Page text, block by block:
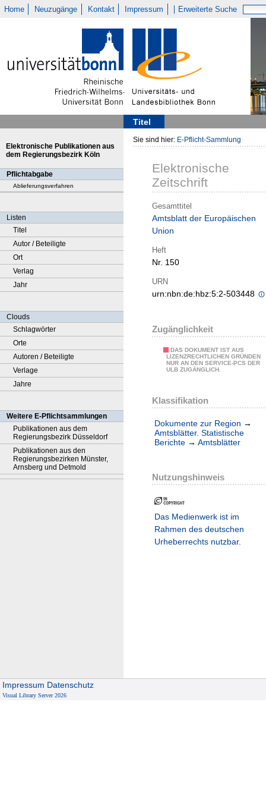
Home Neuzugänge Kontakt Impressum Erweiterte Suche
Titel
Elektronische Publikationen aus
dem Regierungsbezirk Köln
Pflichtabgabe
Ablieferungsverfahren
Listen
Titel
Autor / Beteiligte
Ort
Verlag
Jahr
Clouds
Schlagwörter
Orte
Autoren / Beteiligte
Verlage
Jahre
Weitere E-Pflichtsammlungen
Publikationen aus dem
Regierungsbezirk Düsseldorf
Publikationen aus den
Regierungsbezirken Münster,
Arnsberg und Detmold
Sie sind hier: E-Pflicht-Sammlung
Elektronische
Zeitschrift
Gesamttitel
Amtsblatt der Europäischen
Union
Heft
Nr. 150
URN
urn:nbn:de:hbz:5:2-503448
Zugänglichkeit
DAS DOKUMENT IST AUS
LIZENZRECHTLICHEN GRÜNDEN
NUR AN DEN SERVICE-PCS DER
ULB ZUGÄNGLICH.
Klassifikation
Dokumente zur Region →
Amtsblätter. Statistische
Berichte → Amtsblätter
Nutzungshinweis
Das Medienwerk ist im
Rahmen des deutschen
Urheberrechts nutzbar.
Impressum Datenschutz
Visual Library Server 2026